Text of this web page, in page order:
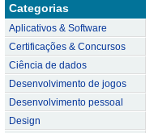
Categorias
Aplicativos & Software
Certificações & Concursos
Ciência de dados
Desenvolvimento de jogos
Desenvolvimento pessoal
Design